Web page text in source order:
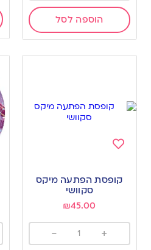
הוספה לסל
to
wishlist
קופסת הפתעה מיקס
סקוושי
₪45.00
+
-